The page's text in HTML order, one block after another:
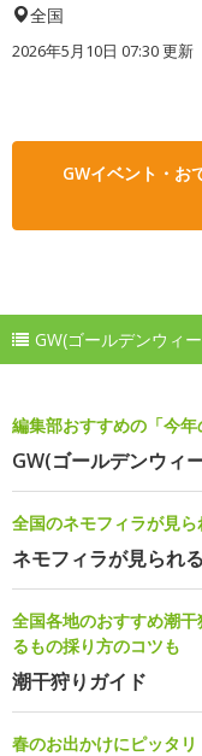
全国
2026年5月10日 07:30 更新
GWイベント・お
GW(ゴールデンウィ
編集部おすすめの「今
GW(ゴールデンウィ
全国のネモフィラが見
ネモフィラが見られ
全国各地のおすすめ潮
るもの採り方のコツも
潮干狩りガイド
春のお出かけにピッタリ